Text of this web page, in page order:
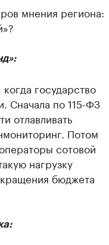
мнения региона:
государство
Сначала по 115-ФЗ
отлавливать
Потом
сотовой
нагрузку
бюджета